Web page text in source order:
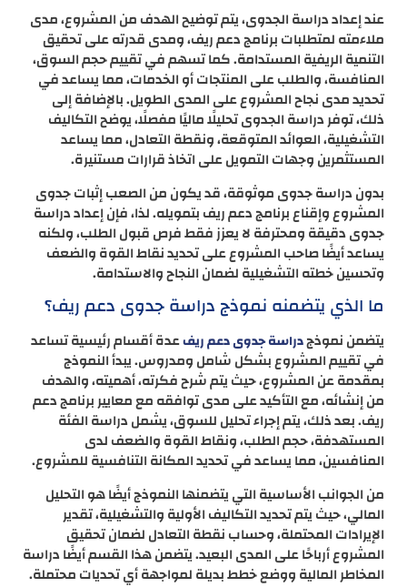
عند إعداد دراسة الجدوى، يتم توضيح الهدف من المشروع، مدى
ملاءمته لمتطلبات برنامج دعم ريف، ومدى قدرته على تحقيق
التنمية الريفية المستدامة. كما تسهم في تقييم حجم السوق،
المنافسة، والطلب على المنتجات أو الخدمات، مما يساعد في
تحديد مدى نجاح المشروع على المدى الطويل. بالإضافة إلى
ذلك، توفر دراسة الجدوى تحليلًا ماليًا مفصلًا، يوضح التكاليف
التشغيلية، العوائد المتوقعة، ونقطة التعادل، مما يساعد
المستثمرين وجهات التمويل على اتخاذ قرارات مستنيرة.
بدون دراسة جدوى موثوقة، قد يكون من الصعب إثبات جدوى
المشروع وإقناع برنامج دعم ريف بتمويله. لذا، فإن إعداد دراسة
جدوى دقيقة ومحترفة لا يعزز فقط فرص قبول الطلب، ولكنه
يساعد أيضًا صاحب المشروع على تحديد نقاط القوة والضعف
وتحسين خطته التشغيلية لضمان النجاح والاستدامة.
ما الذي يتضمنه نموذج دراسة جدوى دعم ريف؟
يتضمن نموذجدراسة جدوى دعم ريفعدة أقسام رئيسية تساعد
في تقييم المشروع بشكل شامل ومدروس. يبدأ النموذج
بمقدمة عن المشروع، حيث يتم شرح فكرته، أهميته، والهدف
من إنشائه، مع التأكيد على مدى توافقه مع معايير برنامج دعم
ريف. بعد ذلك، يتم إجراء تحليل للسوق، يشمل دراسة الفئة
المستهدفة، حجم الطلب، ونقاط القوة والضعف لدى
المنافسين، مما يساعد في تحديد المكانة التنافسية للمشروع.
من الجوانب الأساسية التي يتضمنها النموذج أيضًا هو التحليل
المالي، حيث يتم تحديد التكاليف الأولية والتشغيلية، تقدير
الإيرادات المحتملة، وحساب نقطة التعادل لضمان تحقيق
المشروع أرباحًا على المدى البعيد. يتضمن هذا القسم أيضًا دراسة
المخاطر المالية ووضع خطط بديلة لمواجهة أي تحديات محتملة.